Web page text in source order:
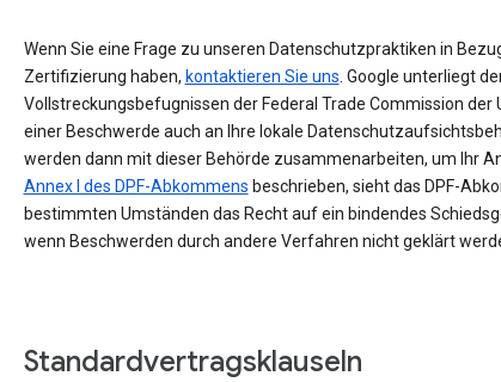
Wenn Sie eine Frage zu unseren Datenschutzpraktiken in
Zertifizierung haben, kontaktieren Sie uns. Google unterliegt
Vollstreckungsbefugnissen der Federal Trade Commission der
einer Beschwerde auch an Ihre lokale
werden dann mit dieser Behörde zusammenarbeiten, um Ihr
Annex I des DPF-Abkommens beschrieben, sieht das DPF-
bestimmten Umständen das Recht auf ein bindendes
wenn Beschwerden durch andere Verfahren nicht geklärt
Standardvertragsklauseln